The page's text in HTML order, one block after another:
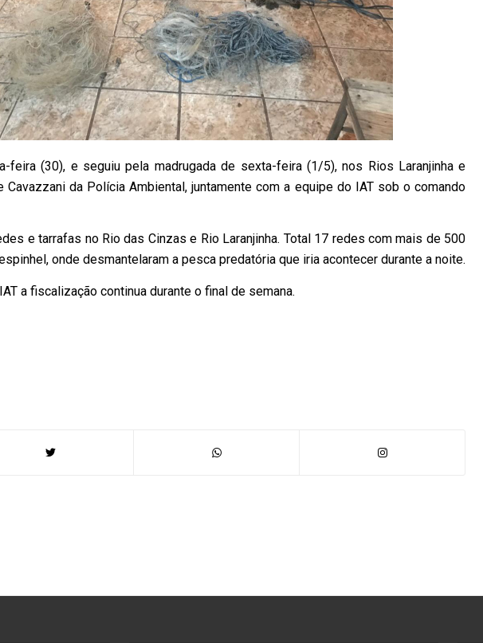
feira (30), e seguiu pela madrugada de sexta-feira (1/5), nos Rios Laranjinha e
Cavazzani da Polícia Ambiental, juntamente com a equipe do IAT sob o comando
e tarrafas no Rio das Cinzas e Rio Laranjinha. Total 17 redes com mais de 500
onde desmantelaram a pesca predatória que iria acontecer durante a noite.
a fiscalização continua durante o final de semana.